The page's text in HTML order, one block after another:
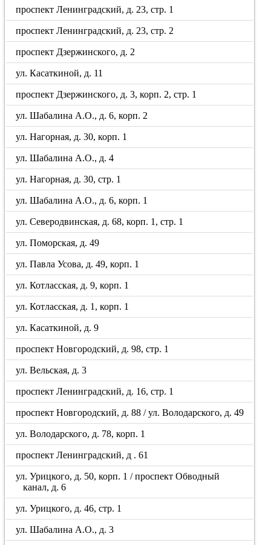
проспект Ленинградский, д. 23, стр. 1
проспект Ленинградский, д. 23, стр. 2
проспект Дзержинского, д. 2
ул. Касаткиной, д. 11
проспект Дзержинского, д. 3, корп. 2, стр. 1
ул. Шабалина А.О., д. 6, корп. 2
ул. Нагорная, д. 30, корп. 1
ул. Шабалина А.О., д. 4
ул. Нагорная, д. 30, стр. 1
ул. Шабалина А.О., д. 6, корп. 1
ул. Северодвинская, д. 68, корп. 1, стр. 1
ул. Поморская, д. 49
ул. Павла Усова, д. 49, корп. 1
ул. Котласская, д. 9, корп. 1
ул. Котласская, д. 1, корп. 1
ул. Касаткиной, д. 9
проспект Новгородский, д. 98, стр. 1
ул. Вельская, д. 3
проспект Ленинградский, д. 16, стр. 1
проспект Новгородский, д. 88 / ул. Володарского, д. 49
ул. Володарского, д. 78, корп. 1
проспект Ленинградский, д . 61
ул. Урицкого, д. 50, корп. 1 / проспект Обводный
канал, д. 6
ул. Урицкого, д. 46, стр. 1
ул. Шабалина А.О., д. 3